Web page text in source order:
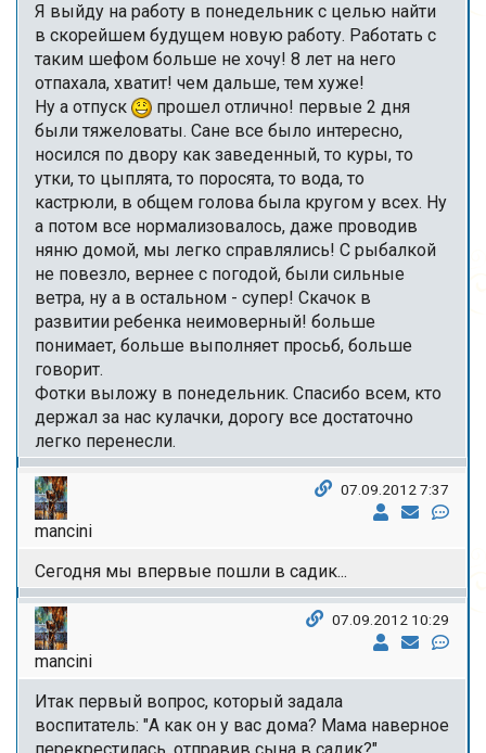
Я выйду на работу в понедельник с целью найти
в скорейшем будущем новую работу. Работать с
таким шефом больше не хочу! 8 лет на него
отпахала, хватит! чем дальше, тем хуже!
Ну а отпуск
прошел отлично! первые 2 дня
были тяжеловаты. Сане все было интересно,
носился по двору как заведенный, то куры, то
утки, то цыплята, то поросята, то вода, то
кастрюли, в общем голова была кругом у всех. Ну
а потом все нормализовалось, даже проводив
няню домой, мы легко справлялись! С рыбалкой
не повезло, вернее с погодой, были сильные
ветра, ну а в остальном - супер! Скачок в
развитии ребенка неимоверный! больше
понимает, больше выполняет просьб, больше
говорит.
Фотки выложу в понедельник. Спасибо всем, кто
держал за нас кулачки, дорогу все достаточно
легко перенесли.
mancini
07.09.2012 7:37
Сегодня мы впервые пошли в садик...
mancini
07.09.2012 10:29
Итак первый вопрос, который задала
воспитатель: "А как он у вас дома? Мама наверное